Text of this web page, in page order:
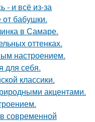
- и всё из-за
от бабушки.
в Самаре.
оттенках.
настроением.
для себя.
классики.
акцентами.
современной